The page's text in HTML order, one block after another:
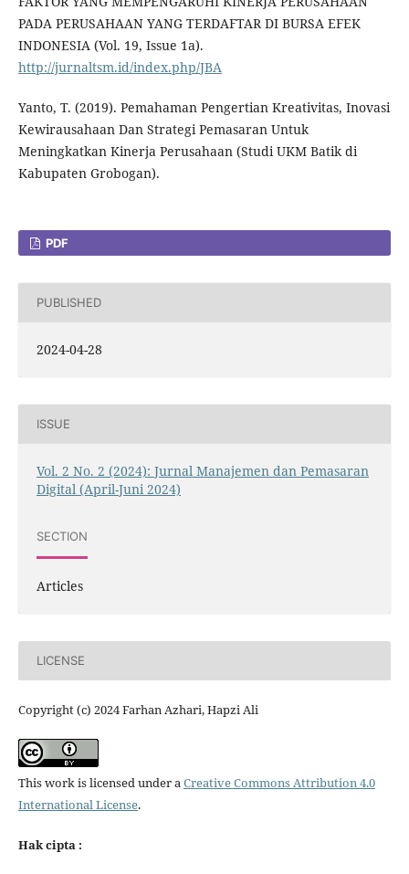
PADA PERUSAHAAN YANG TERDAFTAR DI BURSA EFEK
INDONESIA (Vol. 19, Issue 1a).
http://jurnaltsm.id/index.php/JBA
Yanto, T. (2019). Pemahaman Pengertian Kreativitas, Inovasi
Kewirausahaan Dan Strategi Pemasaran Untuk
Meningkatkan Kinerja Perusahaan (Studi UKM Batik di
Kabupaten Grobogan).
PDF
PUBLISHED
2024-04-28
ISSUE
Vol. 2 No. 2 (2024): Jurnal Manajemen dan Pemasaran
Digital (April-Juni 2024)
SECTION
Articles
LICENSE
Copyright (c) 2024 Farhan Azhari, Hapzi Ali
This work is licensed under aCreative Commons Attribution 4.0
International License.
Hak cipta :